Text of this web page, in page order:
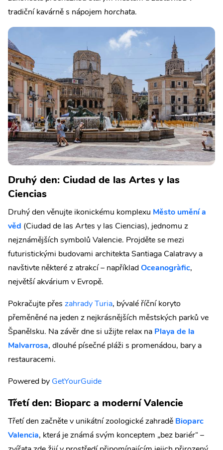
tradiční kavárně s nápojem horchata.
Druhý den: Ciudad de las Artes y las
Ciencias
Druhý den věnujte ikonickému komplexu Město umění a
věd (Ciudad de las Artes y las Ciencias), jednomu z
nejznámějších symbolů Valencie. Projděte se mezi
futuristickými budovami architekta Santiaga Calatravy a
navštivte některé z atrakcí – napříkladOceanogràfic,
největší akvárium v Evropě.
Pokračujte přes zahrady Turia, bývalé říční koryto
přeměněné na jeden z nejkrásnějších městských parků ve
Španělsku. Na závěr dne si užijte relax na Playa de la
Malvarrosa, dlouhé písečné pláži s promenádou, bary a
restauracemi.
Powered by GetYourGuide
Třetí den: Bioparc a moderní Valencie
Třetí den začněte v unikátní zoologické zahradě Bioparc
Valencia, která je známá svým konceptem „bez bariér“ –